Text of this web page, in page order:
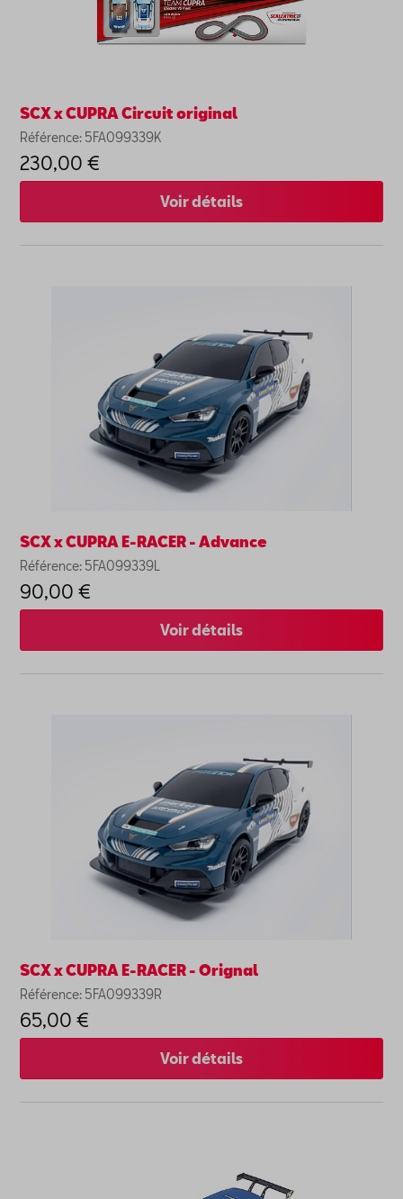
SCX x CUPRA Circuit original
Référence: 5FA099339K
230,00 €
Voir détails
SCX x CUPRA E-RACER - Advance
Référence: 5FA099339L
90,00 €
Voir détails
SCX x CUPRA E-RACER - Orignal
Référence: 5FA099339R
65,00 €
Voir détails